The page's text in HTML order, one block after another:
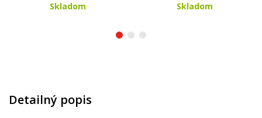
Skladom
Skladom
Detailný popis